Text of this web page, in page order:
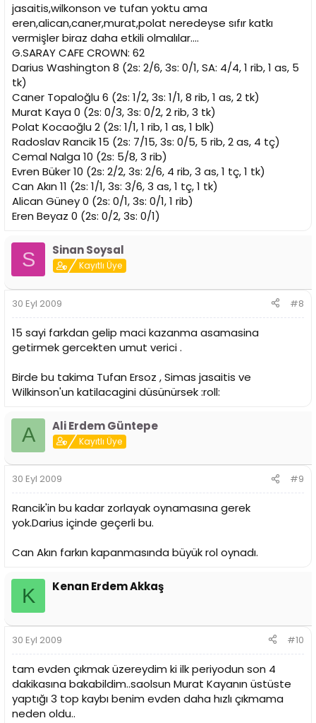
jasaitis,wilkonson ve tufan yoktu ama
eren,alican,caner,murat,polat neredeyse sıfır katkı
vermişler biraz daha etkili olmalılar....
G.SARAY CAFE CROWN: 62
Darius Washington 8 (2s: 2/6, 3s: 0/1, SA: 4/4, 1 rib, 1 as, 5
tk)
Caner Topaloğlu 6 (2s: 1/2, 3s: 1/1, 8 rib, 1 as, 2 tk)
Murat Kaya 0 (2s: 0/3, 3s: 0/2, 2 rib, 3 tk)
Polat Kocaoğlu 2 (2s: 1/1, 1 rib, 1 as, 1 blk)
Radoslav Rancik 15 (2s: 7/15, 3s: 0/5, 5 rib, 2 as, 4 tç)
Cemal Nalga 10 (2s: 5/8, 3 rib)
Evren Büker 10 (2s: 2/2, 3s: 2/6, 4 rib, 3 as, 1 tç, 1 tk)
Can Akın 11 (2s: 1/1, 3s: 3/6, 3 as, 1 tç, 1 tk)
Alican Güney 0 (2s: 0/1, 3s: 0/1, 1 rib)
Eren Beyaz 0 (2s: 0/2, 3s: 0/1)
S Sinan Soysal
Kayıtlı Üye
30 Eyl 2009 #8
15 sayi farkdan gelip maci kazanma asamasina
getirmek gercekten umut verici .
Birde bu takima Tufan Ersoz , Simas jasaitis ve
Wilkinson'un katilacagini düsünürsek :roll:
A Ali Erdem Güntepe
Kayıtlı Üye
30 Eyl 2009 #9
Rancik'in bu kadar zorlayak oynamasına gerek
yok.Darius içinde geçerli bu.
Can Akın farkın kapanmasında büyük rol oynadı.
K Kenan Erdem Akkaş
30 Eyl 2009 #10
tam evden çıkmak üzereydim ki ilk periyodun son 4
dakikasına bakabildim..saolsun Murat Kayanın üstüste
yaptığı 3 top kaybı benim evden daha hızlı çıkmama
neden oldu..